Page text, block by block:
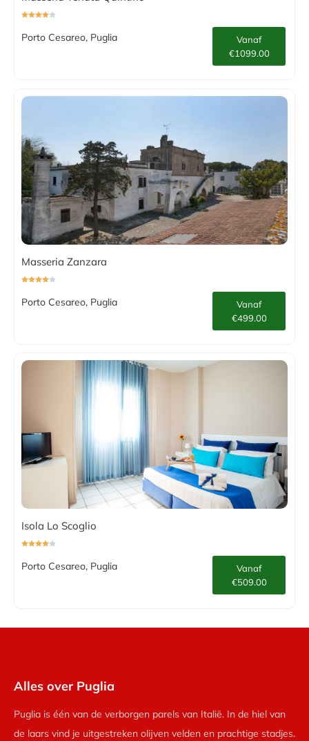
Porto Cesareo, Puglia
Vanaf
€1099.00
Masseria Zanzara
Porto Cesareo, Puglia
Vanaf
€499.00
Isola Lo Scoglio
Porto Cesareo, Puglia
Vanaf
€509.00
Alles over Puglia
Puglia is één van de verborgen parels van Italië. In de hiel van
de laars vind je uitgestreken olijven velden en prachtige stadjes.